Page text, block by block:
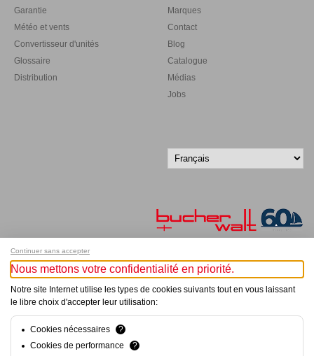
Garantie
Météo et vents
Convertisseur d'unités
Glossaire
Distribution
Marques
Contact
Blog
Catalogue
Médias
Jobs
Inscrivez-vous à notre newsletter !
Tous droits réservés - Informations non contractuelles
Continuer sans accepter
Nous mettons votre confidentialité en priorité.
Notre site Internet utilise les types de cookies suivants tout en vous laissant
le libre choix d'accepter leur utilisation:
Cookies nécessaires
?
Cookies de performance
?